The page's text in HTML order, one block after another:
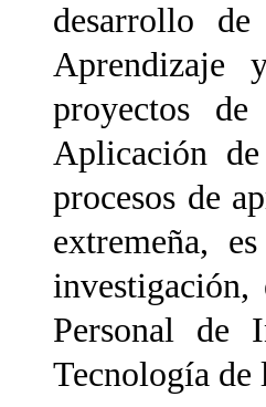
desarrollo
Aprendizaje
proyectos
Aplicación
procesos de
extremeña,
Personal de
Tecnología de